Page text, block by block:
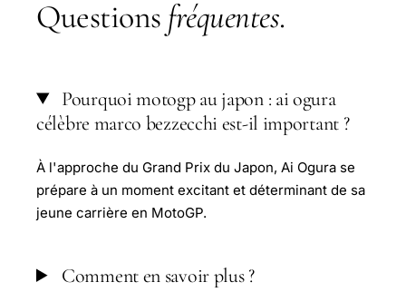
Questions fréquentes.
Pourquoi motogp au japon : ai ogura
célèbre marco bezzecchi est-il important ?
À l'approche du Grand Prix du Japon, Ai Ogura se
prépare à un moment excitant et déterminant de sa
jeune carrière en MotoGP.
Comment en savoir plus ?